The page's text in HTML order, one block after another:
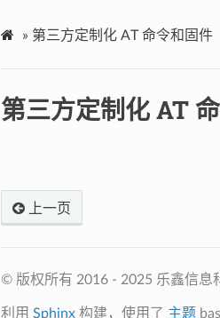
» 第三方定制化 AT 命令和固件
第三方定制化 AT
上一页
© 版权所有 2016 - 2025 乐鑫信息
利用 Sphinx构建，使用了 主题